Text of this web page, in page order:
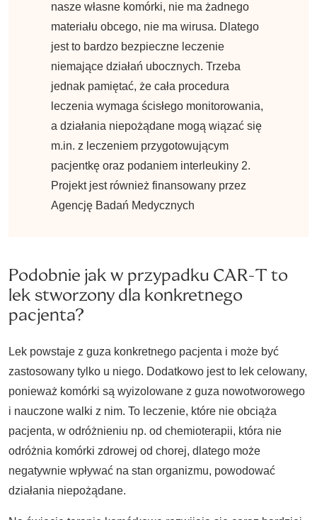
nasze własne komórki, nie ma żadnego
materiału obcego, nie ma wirusa. Dlatego
jest to bardzo bezpieczne leczenie
niemające działań ubocznych. Trzeba
jednak pamiętać, że cała procedura
leczenia wymaga ścisłego monitorowania,
a działania niepożądane mogą wiązać się
m.in. z leczeniem przygotowującym
pacjentkę oraz podaniem interleukiny 2.
Projekt jest również finansowany przez
Agencję Badań Medycznych
Podobnie jak w przypadku CAR-T to
lek stworzony dla konkretnego
pacjenta?
Lek powstaje z guza konkretnego pacjenta i może być
zastosowany tylko u niego. Dodatkowo jest to lek celowany,
ponieważ komórki są wyizolowane z guza nowotworowego
i nauczone walki z nim. To leczenie, które nie obciąża
pacjenta, w odróżnieniu np. od chemioterapii, która nie
odróżnia komórki zdrowej od chorej, dlatego może
negatywnie wpływać na stan organizmu, powodować
działania niepożądane.